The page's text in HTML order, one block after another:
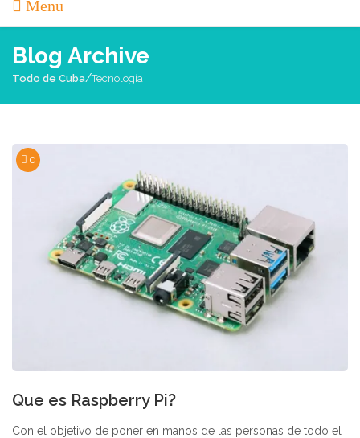
Menu
Blog Archive
Todo de Cuba/Tecnología
0
Que es Raspberry Pi?
Con el objetivo de poner en manos de las personas de todo el